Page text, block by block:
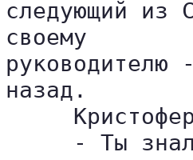
следующий из
своему
назад.
- Ты